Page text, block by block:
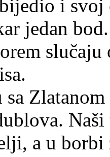
i
jedan
sa
Naši
a u